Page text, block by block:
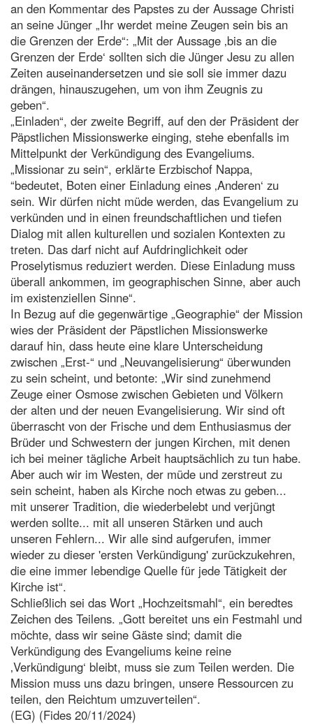
an den Kommentar des Papstes zu der Aussage Christi
an seine Jünger „Ihr werdet meine Zeugen sein bis an
die Grenzen der Erde“: „Mit der Aussage ‚bis an die
Grenzen der Erde‘ sollten sich die Jünger Jesu zu allen
Zeiten auseinandersetzen und sie soll sie immer dazu
drängen, hinauszugehen, um von ihm Zeugnis zu
geben“.
„Einladen“, der zweite Begriff, auf den der Präsident der
Päpstlichen Missionswerke einging, stehe ebenfalls im
Mittelpunkt der Verkündigung des Evangeliums.
„Missionar zu sein“, erklärte Erzbischof Nappa,
“bedeutet, Boten einer Einladung eines ‚Anderen‘ zu
sein. Wir dürfen nicht müde werden, das Evangelium zu
verkünden und in einen freundschaftlichen und tiefen
Dialog mit allen kulturellen und sozialen Kontexten zu
treten. Das darf nicht auf Aufdringlichkeit oder
Proselytismus reduziert werden. Diese Einladung muss
überall ankommen, im geographischen Sinne, aber auch
im existenziellen Sinne“.
In Bezug auf die gegenwärtige „Geographie“ der Mission
wies der Präsident der Päpstlichen Missionswerke
darauf hin, dass heute eine klare Unterscheidung
zwischen „Erst-“ und „Neuvangelisierung“ überwunden
zu sein scheint, und betonte: „Wir sind zunehmend
Zeuge einer Osmose zwischen Gebieten und Völkern
der alten und der neuen Evangelisierung. Wir sind oft
überrascht von der Frische und dem Enthusiasmus der
Brüder und Schwestern der jungen Kirchen, mit denen
ich bei meiner tägliche Arbeit hauptsächlich zu tun habe.
Aber auch wir im Westen, der müde und zerstreut zu
sein scheint, haben als Kirche noch etwas zu geben...
mit unserer Tradition, die wiederbelebt und verjüngt
werden sollte... mit all unseren Stärken und auch
unseren Fehlern... Wir alle sind aufgerufen, immer
wieder zu dieser 'ersten Verkündigung' zurückzukehren,
die eine immer lebendige Quelle für jede Tätigkeit der
Kirche ist“.
Schließlich sei das Wort „Hochzeitsmahl“, ein beredtes
Zeichen des Teilens. „Gott bereitet uns ein Festmahl und
möchte, dass wir seine Gäste sind; damit die
Verkündigung des Evangeliums keine reine
‚Verkündigung‘ bleibt, muss sie zum Teilen werden. Die
Mission muss uns dazu bringen, unsere Ressourcen zu
teilen, den Reichtum umzuverteilen“.
(EG) (Fides 20/11/2024)